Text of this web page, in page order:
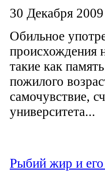
30 Декабря 2009
Обильное
происхождения
такие как
пожилого
самочувствие,
университета...
Рыбий жир и его